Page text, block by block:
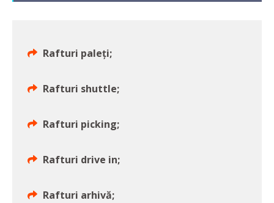
Rafturi paleți;
Rafturi shuttle;
Rafturi picking;
Rafturi drive in;
Rafturi arhivă;